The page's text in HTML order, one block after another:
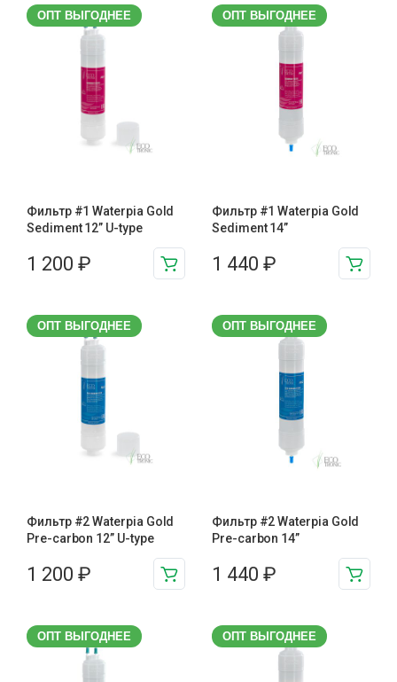
ОПТ ВЫГОДНЕЕ
Фильтр #1 Waterpia Gold
Sediment 12” U-type
1 200 ₽
ОПТ ВЫГОДНЕЕ
Фильтр #1 Waterpia Gold
Sediment 14”
1 440 ₽
ОПТ ВЫГОДНЕЕ
Фильтр #2 Waterpia Gold
Pre-carbon 12” U-type
1 200 ₽
ОПТ ВЫГОДНЕЕ
Фильтр #2 Waterpia Gold
Pre-carbon 14”
1 440 ₽
ОПТ ВЫГОДНЕЕ ОПТ ВЫГОДНЕЕ